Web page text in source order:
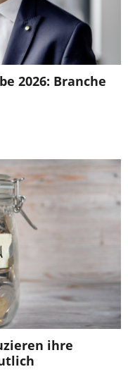
2026: Branche
ihre